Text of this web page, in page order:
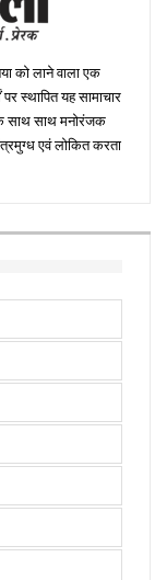
को लाने वाला एक
स्थापित यह सामाचार
साथ साथ मनोरंजक
एवं लोकित करता